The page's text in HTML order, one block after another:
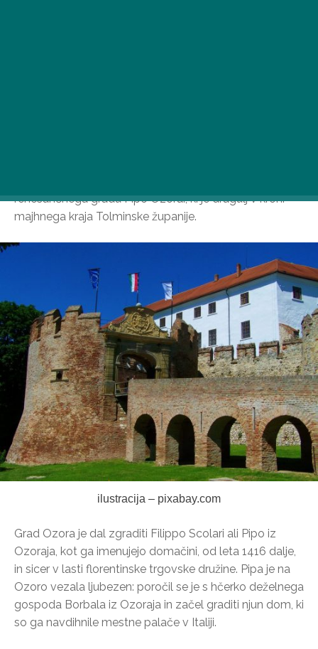
renesančnega gradu Pipo Ozorai, ki je dragulj v kroni
majhnega kraja Tolminske županije.
ilustracija – pixabay.com
Grad Ozora je dal zgraditi Filippo Scolari ali Pipo iz
Ozoraja, kot ga imenujejo domačini, od leta 1416 dalje,
in sicer v lasti florentinske trgovske družine. Pipa je na
Ozoro vezala ljubezen: poročil se je s hčerko deželnega
gospoda Borbala iz Ozoraja in začel graditi njun dom, ki
so ga navdihnile mestne palače v Italiji.